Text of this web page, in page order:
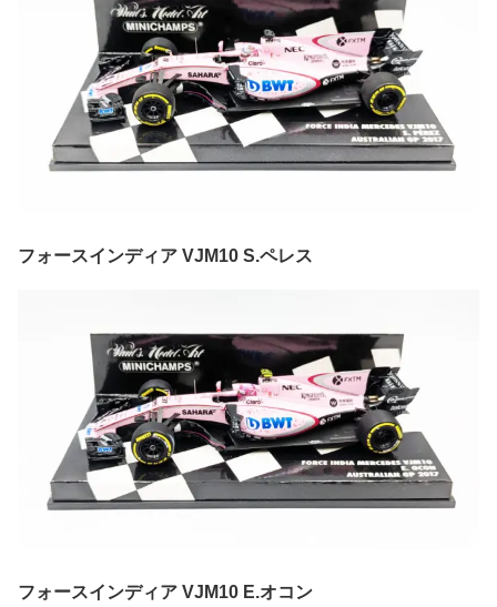
フォースインディア VJM10 S.ペレス
フォースインディア VJM10 E.オコン